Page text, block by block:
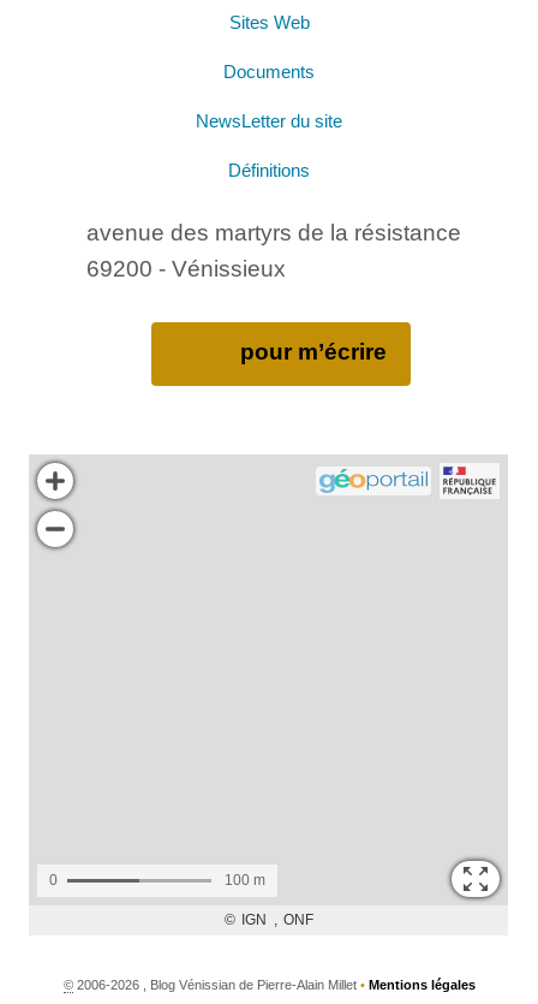
Sites Web
Documents
NewsLetter du site
Définitions
avenue des martyrs de la résistance
69200 - Vénissieux
pour m’écrire
©2006-2026 , Blog Vénissian de Pierre-Alain Millet • Mentions légales